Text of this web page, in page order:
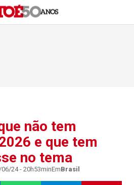
não tem
e que tem
no tema
24 - 20h53minEmBrasil